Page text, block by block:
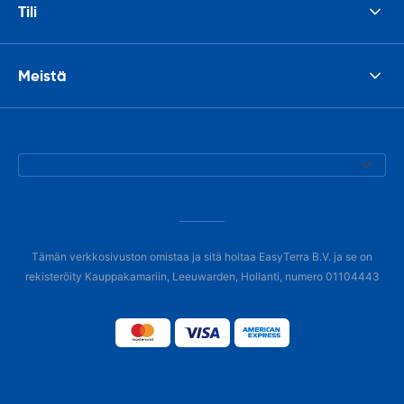
Tili
Meistä
Tämän verkkosivuston omistaa ja sitä hoitaa EasyTerra B.V. ja se on
rekisteröity Kauppakamariin, Leeuwarden, Hollanti, numero 01104443